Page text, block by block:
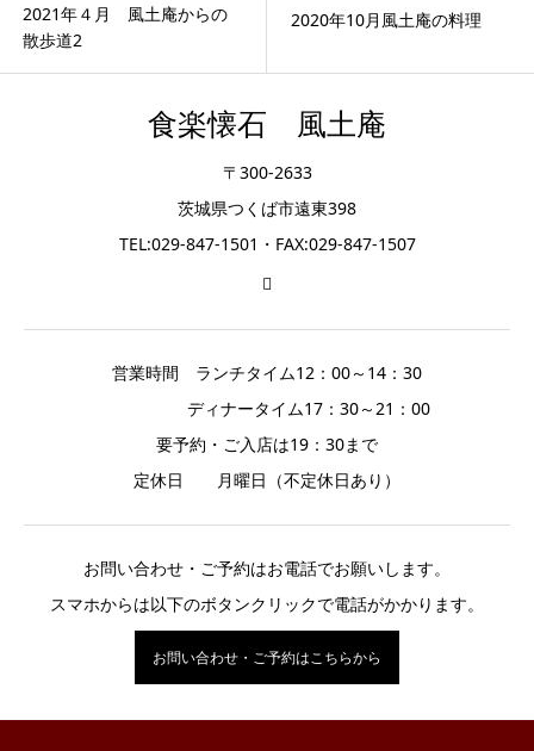
月 風土庵からの
2020年10月風土庵の料理 2018
食楽懐石 風土庵
〒300-2633
茨城県つくば市遠東398
TEL:029-847-1501・FAX:029-847-1507
営業時間 ランチタイム12：00～14：30
ディナータイム17：30～21：00
要予約・ご入店は19：30まで
定休日 月曜日（不定休日あり）
お問い合わせ・ご予約はお電話でお願いします。
スマホからは以下のボタンクリックで電話がかかります。
お問い合わせ・ご予約はこちらから